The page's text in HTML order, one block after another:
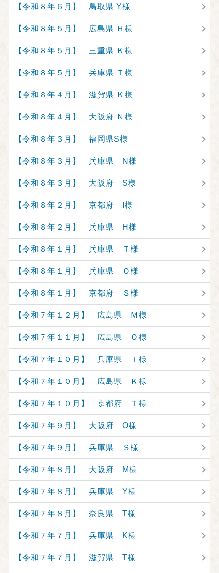
【令和８年６月】 鳥取県 Y様
【令和８年５月】 広島県 Ｈ様
【令和８年５月】 三重県 Ｋ様
【令和８年５月】 兵庫県 Ｔ様
【令和８年４月】 滋賀県 Ｋ様
【令和８年４月】 大阪府 Ｎ様
【令和８年３月】 福岡県S様
【令和８年３月】 兵庫県 N様
【令和８年３月】 大阪府 S様
【令和８年２月】 京都府 I様
【令和８年２月】 兵庫県 H様
【令和８年１月】 兵庫県 Ｔ様
【令和８年１月】 兵庫県 Ｏ様
【令和８年１月】 京都府 Ｓ様
【令和７年１２月】 広島県 Ｍ様
【令和７年１１月】 広島県 Ｏ様
【令和７年１０月】 兵庫県 Ｉ様
【令和７年１０月】 広島県 Ｋ様
【令和７年１０月】 京都府 Ｔ様
【令和７年９月】 大阪府 O様
【令和７年９月】 兵庫県 Ｓ様
【令和７年８月】 大阪府 M様
【令和７年８月】 兵庫県 Y様
【令和７年８月】 奈良県 T様
【令和７年７月】 兵庫県 K様
【令和７年７月】 滋賀県 T様